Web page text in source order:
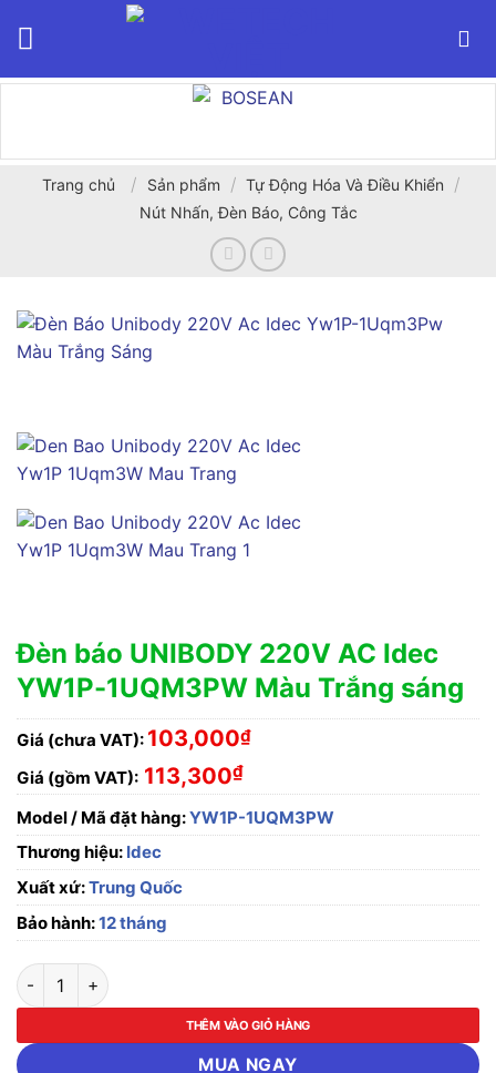
Trang chủ / Sản phẩm / Tự Động Hóa Và Điều Khiển /
Nút Nhấn, Đèn Báo, Công Tắc
Đèn báo UNIBODY 220V AC Idec
YW1P-1UQM3PW Màu Trắng sáng
Giá (chưa VAT): 103,000₫
Giá (gồm VAT): 113,300₫
Model / Mã đặt hàng:YW1P-1UQM3PW
Thương hiệu: Idec
Xuất xứ:Trung Quốc
Bảo hành:12 tháng
Đèn báo UNIBODY 220V AC Idec YW1P-1UQM3PW Màu
THÊM VÀO GIỎ HÀNG
MUA NGAY